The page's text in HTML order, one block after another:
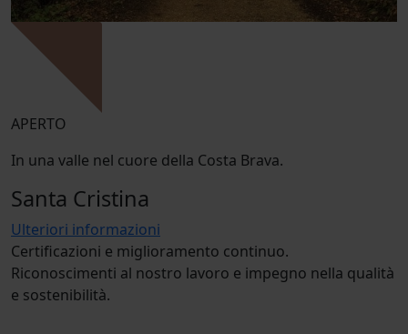
APERTO
In una valle nel cuore della Costa Brava.
Santa Cristina
Ulteriori informazioni
Certificazioni e miglioramento continuo.
Riconoscimenti al nostro lavoro e impegno nella qualità
e sostenibilità.